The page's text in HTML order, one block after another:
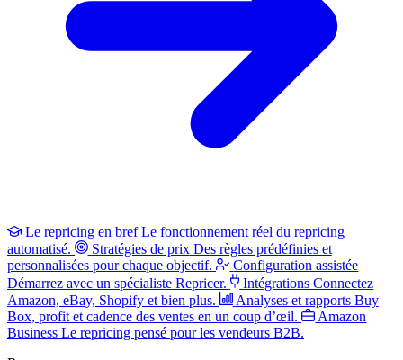
Le repricing en bref Le fonctionnement réel du repricing
automatisé.
Stratégies de prix Des règles prédéfinies et
personnalisées pour chaque objectif.
Configuration assistée
Démarrez avec un spécialiste Repricer.
Intégrations Connectez
Amazon, eBay, Shopify et bien plus.
Analyses et rapports Buy
Box, profit et cadence des ventes en un coup d’œil.
Amazon
Business Le repricing pensé pour les vendeurs B2B.